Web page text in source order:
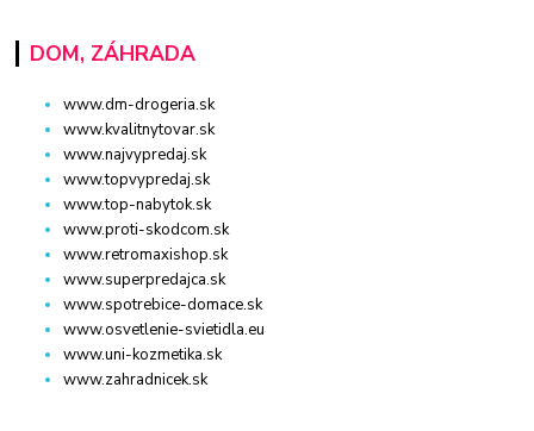
DOM, ZÁHRADA
www.dm-drogeria.sk
www.kvalitnytovar.sk
www.najvypredaj.sk
www.topvypredaj.sk
www.top-nabytok.sk
www.proti-skodcom.sk
www.retromaxishop.sk
www.superpredajca.sk
www.spotrebice-domace.sk
www.osvetlenie-svietidla.eu
www.uni-kozmetika.sk
www.zahradnicek.sk